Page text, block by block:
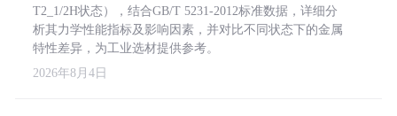
T2_1/2H状态），结合GB/T 5231-2012标准数据，详细分
析其力学性能指标及影响因素，并对比不同状态下的金属
特性差异，为工业选材提供参考。
2026年8月4日